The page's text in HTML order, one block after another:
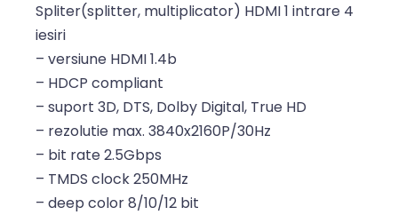
Spliter(splitter, multiplicator) HDMI 1 intrare 4
iesiri
– versiune HDMI 1.4b
– HDCP compliant
– suport 3D, DTS, Dolby Digital, True HD
– rezolutie max. 3840x2160P/30Hz
– bit rate 2.5Gbps
– TMDS clock 250MHz
– deep color 8/10/12 bit